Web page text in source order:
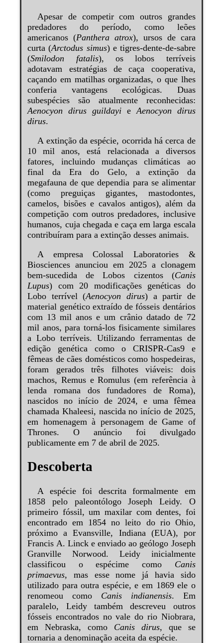
Apesar de competir com outros grandes
predadores do período, como leões
americanos (Panthera atrox), ursos de cara
curta (Arctodus simus) e tigres-dente-de-sabre
(Smilodon fatalis), os lobos terríveis
adotavam estratégias de caça cooperativa,
caçando em matilhas organizadas, o que lhes
conferia vantagens ecológicas. Duas
subespécies são atualmente reconhecidas:
Aenocyon dirus guildayi e Aenocyon dirus
dirus.
A extinção da espécie, ocorrida há cerca de
10 mil anos, está relacionada a diversos
fatores, incluindo mudanças climáticas ao
final da Era do Gelo, a extinção da
megafauna de que dependia para se alimentar
(como preguiças gigantes, mastodontes,
camelos, bisões e cavalos antigos), além da
competição com outros predadores, inclusive
humanos, cuja chegada e caça em larga escala
contribuíram para a extinção desses animais.
A empresa Colossal Laboratories &
Biosciences anunciou em 2025 a clonagem
bem-sucedida de Lobos cizentos (Canis
Lupus) com 20 modificações genéticas do
Lobo terrível (Aenocyon dirus) a partir de
material genético extraído de fósseis dentários
com 13 mil anos e um crânio datado de 72
mil anos, para torná-los fisicamente similares
a Lobo terríveis. Utilizando ferramentas de
edição genética como o CRISPR-Cas9 e
fêmeas de cães domésticos como hospedeiras,
foram gerados três filhotes viáveis: dois
machos, Remus e Romulus (em referência à
lenda romana dos fundadores de Roma),
nascidos no início de 2024, e uma fêmea
chamada Khaleesi, nascida no início de 2025,
em homenagem à personagem de Game of
Thrones. O anúncio foi divulgado
publicamente em 7 de abril de 2025.
Descoberta
A espécie foi descrita formalmente em
1858 pelo paleontólogo Joseph Leidy. O
primeiro fóssil, um maxilar com dentes, foi
encontrado em 1854 no leito do rio Ohio,
próximo a Evansville, Indiana (EUA), por
Francis A. Linck e enviado ao geólogo Joseph
Granville Norwood. Leidy inicialmente
classificou o espécime como Canis
primaevus, mas esse nome já havia sido
utilizado para outra espécie, e em 1869 ele o
renomeou como Canis indianensis. Em
paralelo, Leidy também descreveu outros
fósseis encontrados no vale do rio Niobrara,
em Nebraska, como Canis dirus, que se
tornaria a denominação aceita da espécie.